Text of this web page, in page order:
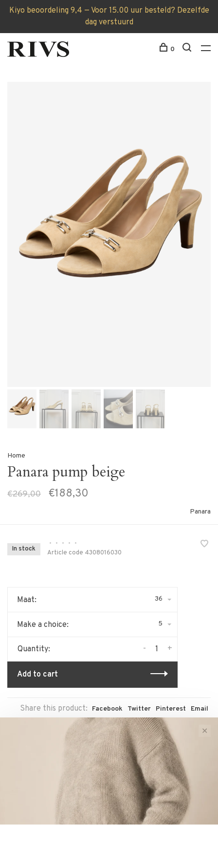
Kiyo beoordeling 9,4 — Voor 15.00 uur besteld? Dezelfde
dag verstuurd
0
Home
Panara pump beige
€269,00 €188,30
Panara
In stock
• • • •
•
Article code 4308016030
Maat: 36
Make a choice: 5
Quantity: +
-
Add to cart
Share this product: Facebook Twitter Pinterest Email
0 stars based on 0 reviews
✕